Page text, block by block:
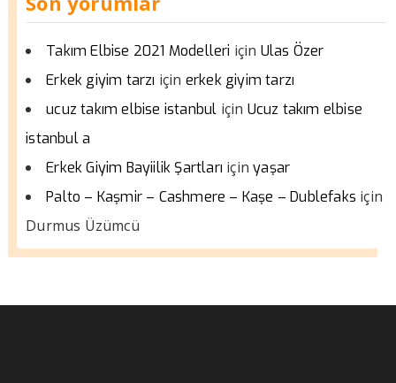
Takım Elbise 2021 Modelleri için Ulas Özer
Erkek giyim tarzı için erkek giyim tarzı
ucuz takım elbise istanbul için Ucuz takım elbise
istanbul a
Erkek Giyim Bayiilik Şartları içinyaşar
Palto – Kaşmir – Cashmere – Kaşe – Dublefaks için
Durmus Üzümcü